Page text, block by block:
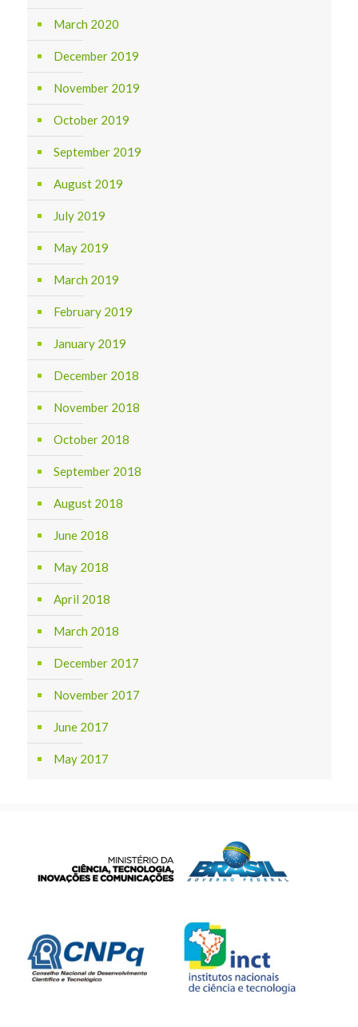
March 2020
December 2019
November 2019
October 2019
September 2019
August 2019
July 2019
May 2019
March 2019
February 2019
January 2019
December 2018
November 2018
October 2018
September 2018
August 2018
June 2018
May 2018
April 2018
March 2018
December 2017
November 2017
June 2017
May 2017